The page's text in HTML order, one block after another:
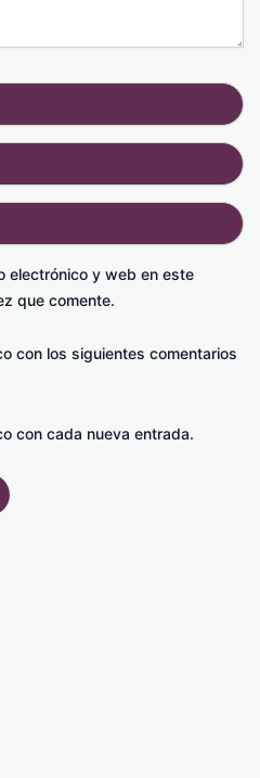
electrónico y web en este
que comente.
con los siguientes comentarios
con cada nueva entrada.